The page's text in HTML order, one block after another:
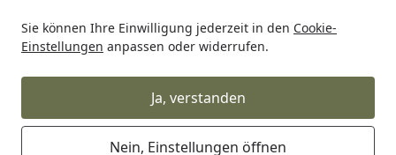
Sie können Ihre Einwilligung jederzeit in den Cookie-
Einstellungen anpassen oder widerrufen.
Ja, verstanden
Nein, Einstellungen öffnen
Startseite
Freizeit & Sport Kinderspielgeräte & Spielzeuge
Akubi Kinderspielturm Lotti inkl.
Doppelschaukel, Anbauplattform
und Kletterwand